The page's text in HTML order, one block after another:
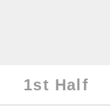
1st Half